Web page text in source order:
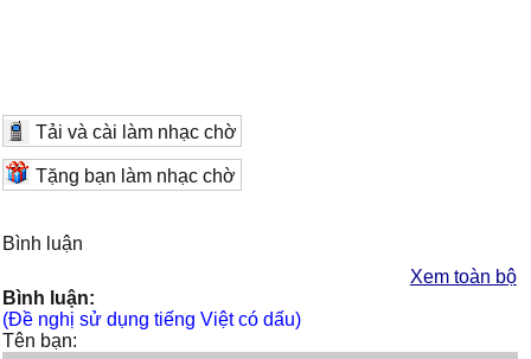
Tải và cài làm nhạc chờ
Tặng bạn làm nhạc chờ
Bình luận
Xem toàn bộ
Bình luận:
(Đề nghị sử dụng tiếng Việt có dấu)
Tên bạn: